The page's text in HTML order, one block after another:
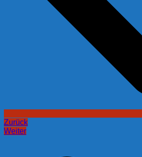
Zurück
Weiter